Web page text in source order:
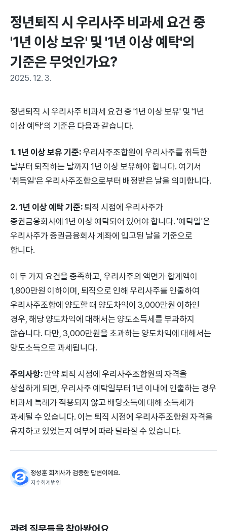
정년퇴직 시 우리사주 비과세 요건 중
'1년 이상 보유' 및 '1년 이상 예탁'의
기준은 무엇인가요?
2025. 12. 3.
정년퇴직 시 우리사주 비과세 요건 중 '1년 이상 보유' 및 '1년
이상 예탁'의 기준은 다음과 같습니다.
1. 1년 이상 보유 기준:우리사주조합원이 우리사주를 취득한
날부터 퇴직하는 날까지 1년 이상 보유해야 합니다. 여기서
'취득일'은 우리사주조합으로부터 배정받은 날을 의미합니다.
2. 1년 이상 예탁 기준:퇴직 시점에 우리사주가
증권금융회사에 1년 이상 예탁되어 있어야 합니다. '예탁일'은
우리사주가 증권금융회사 계좌에 입고된 날을 기준으로
합니다.
이 두 가지 요건을 충족하고, 우리사주의 액면가 합계액이
1,800만원 이하이며, 퇴직으로 인해 우리사주를 인출하여
우리사주조합에 양도할 때 양도차익이 3,000만원 이하인
경우, 해당 양도차익에 대해서는 양도소득세를 부과하지
않습니다. 다만, 3,000만원을 초과하는 양도차익에 대해서는
양도소득으로 과세됩니다.
주의사항:만약 퇴직 시점에 우리사주조합원의 자격을
상실하게 되면, 우리사주 예탁일부터 1년 이내에 인출하는 경우
비과세 특례가 적용되지 않고 배당소득에 대해 소득세가
과세될 수 있습니다. 이는 퇴직 시점에 우리사주조합원 자격을
유지하고 있었는지 여부에 따라 달라질 수 있습니다.
정성훈 회계사가 검증한 답변이에요.
지수회계법인